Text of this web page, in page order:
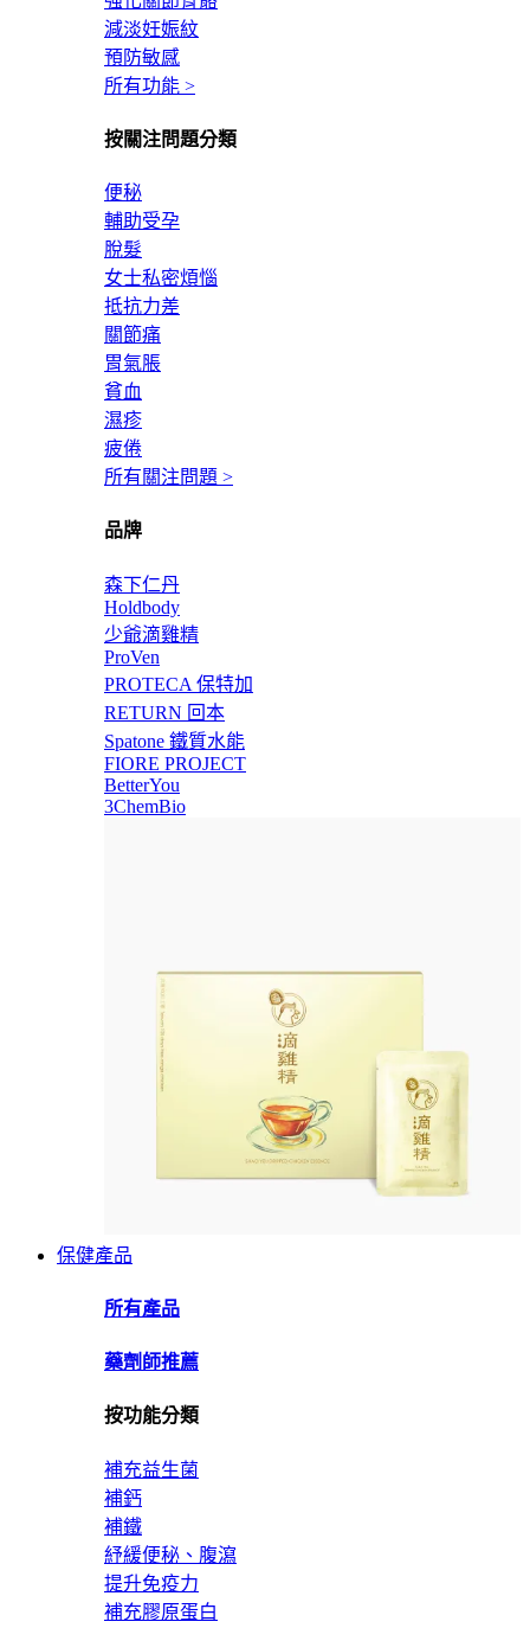
減淡妊娠紋
預防敏感
所有功能 >
按關注問題分類
便秘
輔助受孕
脫髮
女士私密煩惱
抵抗力差
關節痛
胃氣脹
貧血
濕疹
疲倦
所有關注問題 >
品牌
森下仁丹
Holdbody
少爺滴雞精
ProVen
PROTECA 保特加
RETURN 回本
Spatone 鐵質水能
FIORE PROJECT
BetterYou
3ChemBio
保健產品
所有產品
藥劑師推薦
按功能分類
補充益生菌
補鈣
補鐵
紓緩便秘、腹瀉
提升免疫力
補充膠原蛋白